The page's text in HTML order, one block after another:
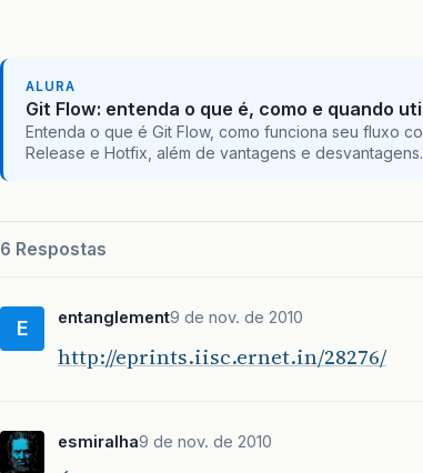
ALURA
Git Flow: entenda o que é, como e quando
Entenda o que é Git Flow, como funciona seu fluxo
Release e Hotfix, além de vantagens e desvantagens.
6 Respostas
E entanglement9 de nov. de 2010
http://eprints.iisc.ernet.in/28276/
esmiralha9 de nov. de 2010